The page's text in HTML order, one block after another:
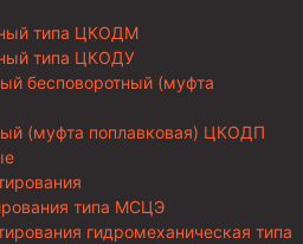
типа ЦКОДМ
типа ЦКОДУ
бесповоротный (муфта
(муфта поплавковая) ЦКОДП
типа МСЦЭ
гидромеханическая типа